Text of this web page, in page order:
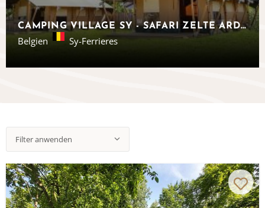
CAMPING VILLAGE SY - SAFARI ZELTE ARDENNEN
Belgien Sy-Ferrieres
Filter anwenden